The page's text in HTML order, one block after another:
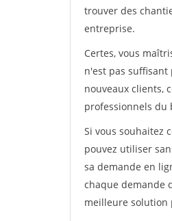
trouver des
entreprise.
Certes, vous
n'est pas suffisant
nouveaux clients,
professionnels du
Si vous souhaitez
pouvez utiliser
sa demande en
chaque demande
meilleure solution